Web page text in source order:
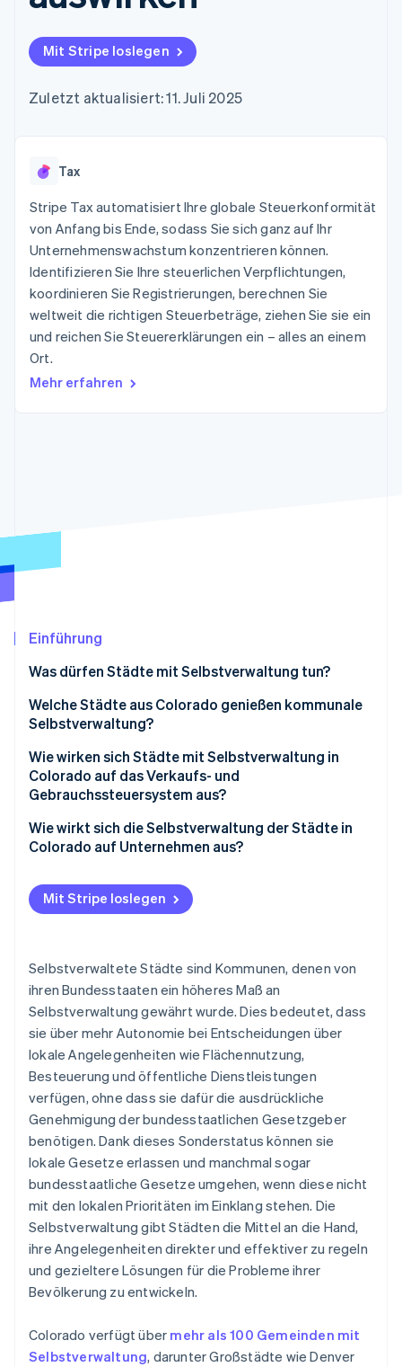
125
Terminal
Zahlungen vor Ort
Boost
Autorisierungsraten
Beschleunigter
Financial
Connections
Verbundene
Finanzdaten
Mehr
Product roadmap
Ausblick
Radar
Jetzt ansehen
Geldmanagement
SaaS
Bewirtung, Reisen und
Freizeit
Versicherungen
Medien und
Unterhaltung
Gemeinnützige
Organisationen
Fachdienstleistungen
Öffentlicher Sektor
Ecosystem
Marktplatz auf
Abonnementverwaltung
nutzungsbasierte
Karten ausgeben: So
Diensten mit Agenten
Ressourcen
App-Integrationen
Code-Beispiele
Entwickler-Blog
Stripe Sessions
Karriere
Stripe Press
kontaktieren
Partner werden
Mit Stripe loslegen
Zuletzt aktualisiert: 11. Juli 2025
Tax
Stripe Tax automatisiert Ihre globale Steuerkonformität
von Anfang bis Ende, sodass Sie sich ganz auf Ihr
Unternehmenswachstum konzentrieren können.
Identifizieren Sie Ihre steuerlichen Verpflichtungen,
koordinieren Sie Registrierungen, berechnen Sie
weltweit die richtigen Steuerbeträge, ziehen Sie sie ein
und reichen Sie Steuererklärungen ein – alles an einem
Ort.
Mehr erfahren
Einführung
Was dürfen Städte mit Selbstverwaltung tun?
Welche Städte aus Colorado genießen kommunale
Selbstverwaltung?
Wie wirken sich Städte mit Selbstverwaltung in
Colorado auf das Verkaufs- und
Gebrauchssteuersystem aus?
Wie wirkt sich die Selbstverwaltung der Städte in
Colorado auf Unternehmen aus?
Mit Stripe loslegen
Selbstverwaltete Städte sind Kommunen, denen von
ihren Bundesstaaten ein höheres Maß an
Selbstverwaltung gewährt wurde. Dies bedeutet, dass
sie über mehr Autonomie bei Entscheidungen über
lokale Angelegenheiten wie Flächennutzung,
Besteuerung und öffentliche Dienstleistungen
verfügen, ohne dass sie dafür die ausdrückliche
Genehmigung der bundesstaatlichen Gesetzgeber
benötigen. Dank dieses Sonderstatus können sie
lokale Gesetze erlassen und manchmal sogar
bundesstaatliche Gesetze umgehen, wenn diese nicht
mit den lokalen Prioritäten im Einklang stehen. Die
Selbstverwaltung gibt Städten die Mittel an die Hand,
ihre Angelegenheiten direkter und effektiver zu regeln
und gezieltere Lösungen für die Probleme ihrer
Bevölkerung zu entwickeln.
Colorado verfügt über mehr als 100 Gemeinden mit
Selbstverwaltung, darunter Großstädte wie Denver